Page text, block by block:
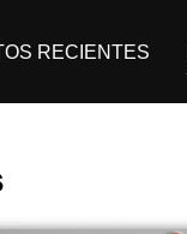
RECIENTES